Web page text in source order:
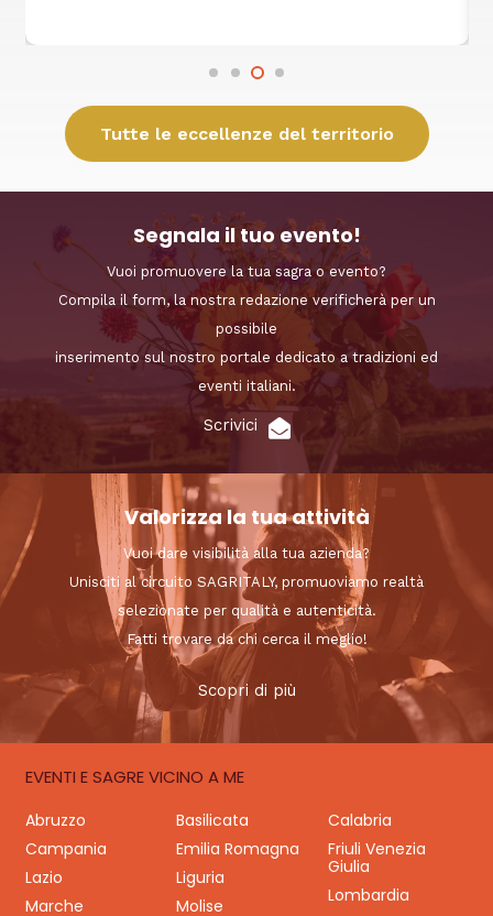
Tutte le eccellenze del territorio
Segnala il tuo evento!
Vuoi promuovere la tua sagra o evento?
Compila il form, la nostra redazione verificherà per un
possibile
inserimento sul nostro portale dedicato a tradizioni ed
eventi italiani.
Scrivici
Valorizza la tua attività
Vuoi dare visibilità alla tua azienda?
Unisciti al circuito SAGRITALY, promuoviamo realtà
selezionate per qualità e autenticità.
Fatti trovare da chi cerca il meglio!
Scopri di più
EVENTI E SAGRE VICINO A ME
Abruzzo Basilicata
Calabria
Campania
Emilia Romagna
Friuli Venezia
Giulia
Lazio
Liguria
Lombardia
Marche
Molise